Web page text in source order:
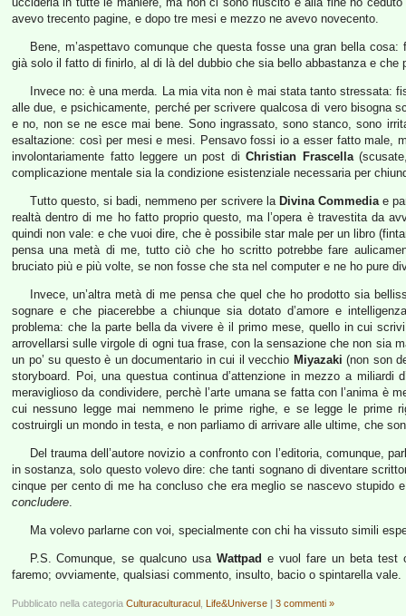
avevo trecento pagine, e dopo tre mesi e mezzo ne avevo novecento.
Bene, m’aspettavo comunque che questa fosse una gran bella
già solo il fatto di finirlo, al di là del dubbio che sia bello abbastanza e
Invece no: è una merda. La mia vita non è mai stata tanto stressata:
alle due, e psichicamente, perché per scrivere qualcosa di vero bisogna
e no, non se ne esce mai bene. Sono ingrassato, sono stanco, sono
esaltazione: così per mesi e mesi. Pensavo fossi io a esser fatto male,
involontariamente fatto leggere un post diChristian Frascella
complicazione mentale sia la condizione esistenziale necessaria per
Tutto questo, si badi, nemmeno per scrivere la Divina Commediae
realtà dentro di me ho fatto proprio questo, ma l’opera è travestita da
quindi non vale: e che vuoi dire, che è possibile star male per un libro
pensa una metà di me, tutto ciò che ho scritto potrebbe fare
bruciato più e più volte, se non fosse che sta nel computer e ne ho pure
Invece, un’altra metà di me pensa che quel che ho prodotto sia
sognare e che piacerebbe a chiunque sia dotato d’amore e
problema: che la parte bella da vivere è il primo mese, quello in cui
arrovellarsi sulle virgole di ogni tua frase, con la sensazione che non sia
un po’ su questo è un documentario in cui il vecchio Miyazaki (non son
storyboard. Poi, una questua continua d’attenzione in mezzo a miliardi
meraviglioso da condividere, perchè l’arte umana se fatta con l’anima è
cui nessuno legge mai nemmeno le prime righe, e se legge le prime
costruirgli un mondo in testa, e non parliamo di arrivare alle ultime, che
Del trauma dell’autore novizio a confronto con l’editoria, comunque,
in sostanza, solo questo volevo dire: che tanti sognano di diventare
cinque per cento di me ha concluso che era meglio se nascevo stupido
concludere.
Ma volevo parlarne con voi, specialmente con chi ha vissuto simili
P.S. Comunque, se qualcuno usaWattpad e vuol fare un beta test
faremo; ovviamente, qualsiasi commento, insulto, bacio o spintarella vale.
Pubblicato nella categoria Culturaculturacul Life&Universe | 3 commenti »